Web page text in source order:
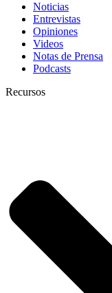
Noticias
Entrevistas
Opiniones
Videos
Notas de Prensa
Podcasts
Recursos